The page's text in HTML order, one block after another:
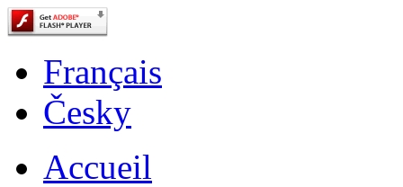
Français
Česky
Accueil